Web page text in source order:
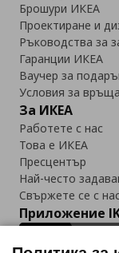
Брошури ИКЕА
Проектиране и
Ръководства за
Гаранции ИКЕА
Ваучер за
Условия за
За ИКЕА
Работете с нас
Това е ИКЕА
Пресцентър
Най-често
Свържете се с нас
Приложение